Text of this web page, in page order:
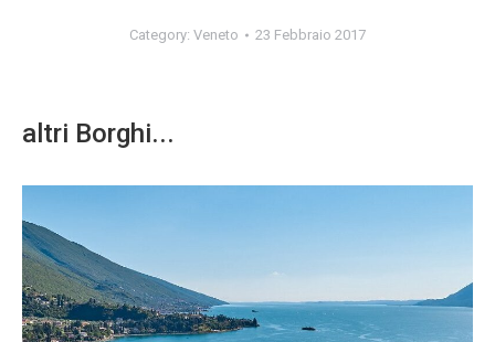
Category: Veneto 23 Febbraio 2017
altri Borghi...